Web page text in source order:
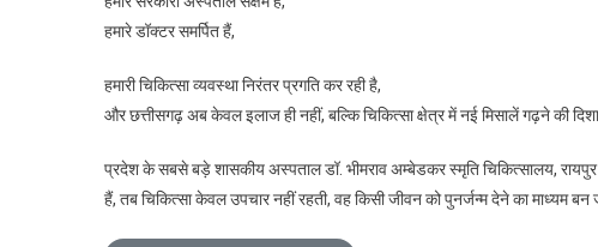
हमारे डॉक्टर समर्पित हैं,
हमारी चिकित्सा व्यवस्था निरंतर प्रगति कर रही है,
और छत्तीसगढ़ अब केवल इलाज ही नहीं, बल्कि चिकित्सा क्षेत्र में नई मिसालें गढ़ने की
प्रदेश के सबसे बड़े शासकीय अस्पताल डॉ. भीमराव अम्बेडकर स्मृति चिकित्सालय,
हैं, तब चिकित्सा केवल उपचार नहीं रहती, वह किसी जीवन को पुनर्जन्म देने का माध्यम